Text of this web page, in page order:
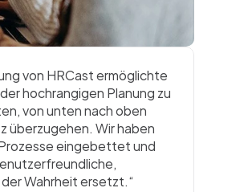
von HRCast ermöglichte
hochrangigen Planung zu
von unten nach oben
überzugehen. Wir haben
eingebettet und
Wahrheit ersetzt.“